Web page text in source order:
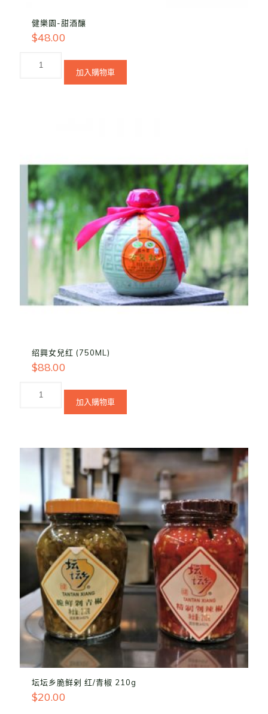
健樂園-甜酒釀
$48.00
加入購物車
绍興女兒红 (750ML)
$88.00
加入購物車
坛坛乡脆鲜剁 红/青椒 210g
$20.00